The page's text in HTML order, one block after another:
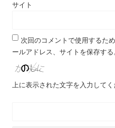
サイト
次回のコメントで使用するた
ールアドレス、サイトを保存する
上に表示された文字を入力してく